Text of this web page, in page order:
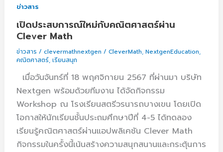
ข่าวสาร
เปิดประสบการณ์ใหม่กับคณิตศาสตร์ผ่าน
Clever Math
ข่าวสาร /clevermathnextgen/CleverMath,NextgenEducation,
คณิตศาสตร์,เรียนสนุก
เมื่อวันจันทร์ที่ 18 พฤศจิกายน 2567 ที่ผ่านมา บริษัท
Nextgen พร้อมด้วยทีมงาน ได้จัดกิจกรรม
Workshop ณ โรงเรียนสตรีวรนารถบางเขน โดยเปิด
โอกาสให้นักเรียนชั้นประถมศึกษาปีที่ 4-5 ได้ทดลอง
เรียนรู้คณิตศาสตร์ผ่านแอปพลิเคชัน Clever Math
กิจกรรมในครั้งนี้เน้นสร้างความสนุกสนานและกระตุ้นการ
ใหม่
กับ
คณิตศาสตร์
ผ่าน
Clever
Math